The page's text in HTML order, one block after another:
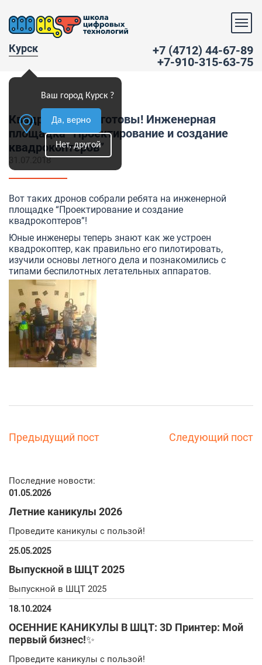
Курск
Ваш город Курск ?
Да, верно
Нет, другой
+7 (4712) 44-67-89
+7-910-315-63-75
Квадрокоптеры готовы! Инженерная
площадка “Проектирование и создание
квадрокоптеров”
31.07.2018
Вот таких дронов собрали ребята на инженерной
площадке “Проектирование и создание
квадрокоптеров”!
Юные инженеры теперь знают как же устроен
квадрокоптер, как правильно его пилотировать,
изучили основы летного дела и познакомились с
типами беспилотных летательных аппаратов.
Предыдущий пост Следующий пост
Последние новости:
01.05.2026
Летние каникулы 2026
Проведите каникулы с пользой!
25.05.2025
Выпускной в ШЦТ 2025
Выпускной в ШЦТ 2025
18.10.2024
ОСЕННИЕ КАНИКУЛЫ В ШЦТ: 3D Принтер: Мой
первый бизнес!✨
Проведите каникулы с пользой!